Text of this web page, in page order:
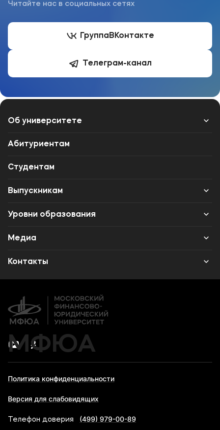
Читайте нас в социальных сетях
Группа ВКонтакте
Телеграм-канал
Об университете
Лицензии и документы
Сведения об образовательной организации
Абитуриенту
Абитуриентам
Студентам
Выпускникам
Карьера
Уровни образования
Среднее профессиональное образование
Высшее образование
Дополнительное профессиональное образование
Медиа
Объявления
Новости
Контакты
МФЮА
Политика конфиденциальности
Версия для слабовидящих
Телефон доверия (499) 979-00-89